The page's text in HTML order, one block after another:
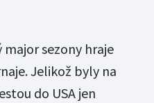
major sezony hraje
Jelikož byly na
do USA jen